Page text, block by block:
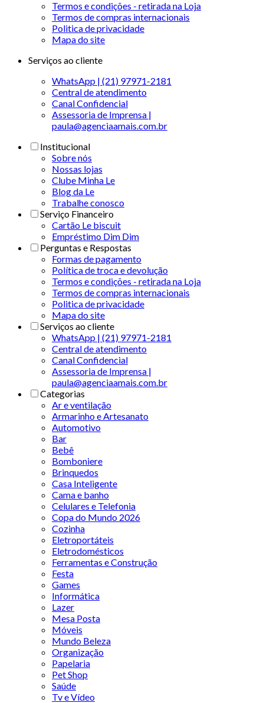
Termos e condições - retirada na Loja
Termos de compras internacionais
Politica de privacidade
Mapa do site
Serviços ao cliente
WhatsApp | (21) 97971-2181
Central de atendimento
Canal Confidencial
Assessoria de Imprensa |
paula@agenciaamais.com.br
Institucional
Sobre nós
Nossas lojas
Clube Minha Le
Blog da Le
Trabalhe conosco
Serviço Financeiro
Cartão Le biscuit
Empréstimo Dim Dim
Perguntas e Respostas
Formas de pagamento
Política de troca e devolução
Termos e condições - retirada na Loja
Termos de compras internacionais
Politica de privacidade
Mapa do site
Serviços ao cliente
WhatsApp | (21) 97971-2181
Central de atendimento
Canal Confidencial
Assessoria de Imprensa |
paula@agenciaamais.com.br
Categorias
Ar e ventilação
Armarinho e Artesanato
Automotivo
Bar
Bebê
Bomboniere
Brinquedos
Casa Inteligente
Cama e banho
Celulares e Telefonia
Copa do Mundo 2026
Cozinha
Eletroportáteis
Eletrodomésticos
Ferramentas e Construção
Festa
Games
Informática
Lazer
Mesa Posta
Móveis
Mundo Beleza
Organização
Papelaria
Pet Shop
Saúde
Tv e Vídeo